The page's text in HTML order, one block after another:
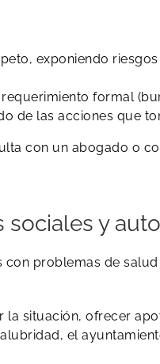
exponiendo
formal
de las acciones que
con un abogado o
sociales y
problemas de
la situación, ofrecer
el